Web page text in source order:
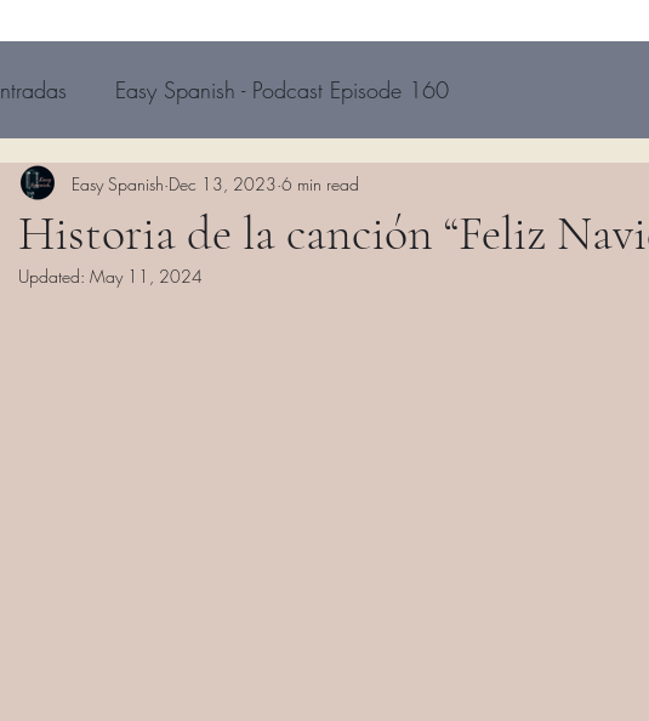
Easy Spanish - Podcast Episode 160
Historia de la canción “Feliz
Easy Spanish Dec 13, 2023 6 min read
Updated: May 11, 2024